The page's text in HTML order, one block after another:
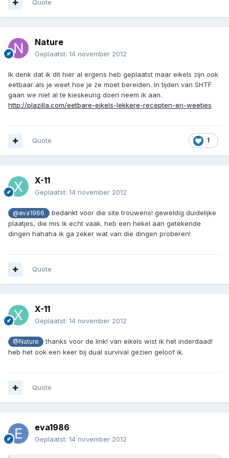
Quote
Nature
Geplaatst: 14 november 2012
Ik denk dat ik dit hier al ergens heb geplaatst maar eikels zijn ook
eetbaar als je weet hoe je ze moet bereiden. In tijden van SHTF
gaan we niet al te kieskeurig doen neem ik aan.
http://plazilla.com/eetbare-eikels-lekkere-recepten-en-weetjes
1
Quote
X-11
Geplaatst: 14 november 2012
@eva1986
bedankt voor die site trouwens! geweldig duidelijke
plaatjes, die mis ik echt vaak. heb een hekel aan getekende
dingen hahaha ik ga zeker wat van die dingen proberen!
Quote
X-11
Geplaatst: 14 november 2012
@Nature
thanks voor de link! van eikels wist ik het inderdaad!
heb het ook een keer bij dual survival gezien geloof ik.
Quote
eva1986
Geplaatst: 14 november 2012